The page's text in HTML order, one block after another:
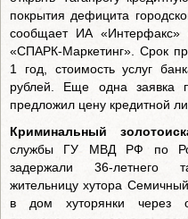
покрытия дефицита
сообщает ИА
«СПАРК-Маркетинг». Срок
1 год, стоимость услуг
рублей. Еще одна заявка
предложил цену кредитной
Криминальный
службы ГУ МВД РФ по
задержали 36-летнего
жительницу хутора
в дом хуторянки через